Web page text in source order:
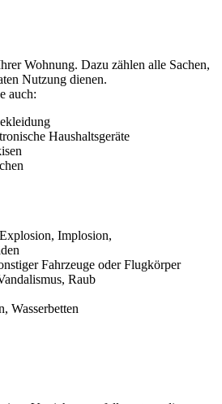
Wohnung. Dazu zählen alle Sachen,
Nutzung dienen.
auch:
Haushaltsgeräte
Implosion,
Fahrzeuge oder Flugkörper
Raub
Wasserbetten